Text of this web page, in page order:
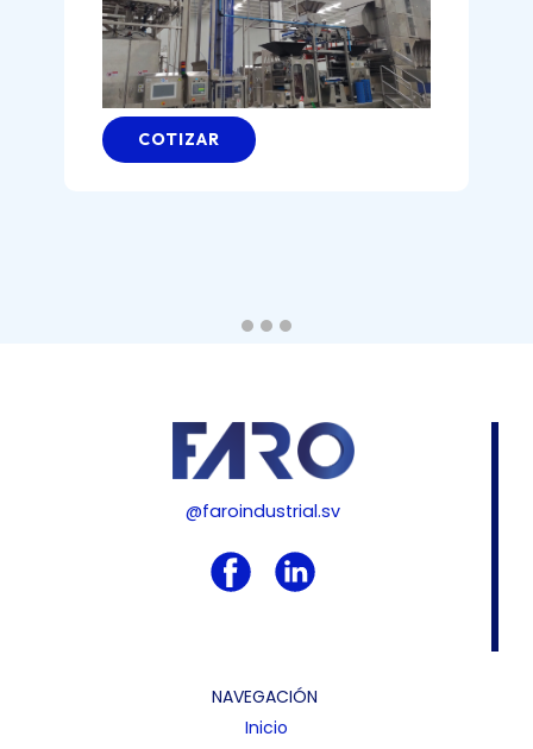
COTIZAR
@faroindustrial.sv
NAVEGACIÓN
Inicio